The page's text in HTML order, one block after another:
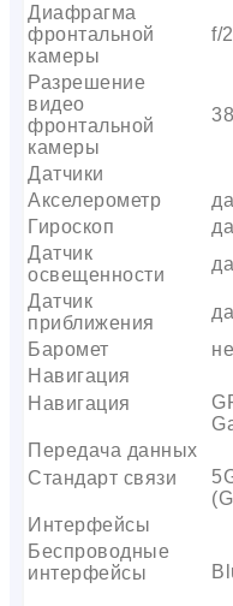
Диафрагма
фронтальной
камеры
f/
Разрешение
видео
фронтальной
камеры
Датчики
Акселерометр
да
Гироскоп
да
Датчик
освещенности
да
Датчик
приближения
да
Баромет
Навигация
Навигация
Передача данных
Стандарт связи
Интерфейсы
Беспроводные
интерфейсы